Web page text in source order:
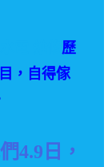
電 維修 歷
，自得傢
4.9日，